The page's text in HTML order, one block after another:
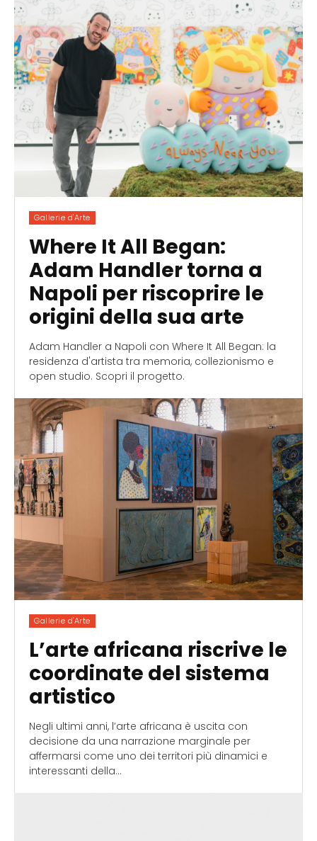
Gallerie d'Arte
Where It All Began:
Adam Handler torna a
Napoli per riscoprire le
origini della sua arte
Adam Handler a Napoli con Where It All Began: la
residenza d'artista tra memoria, collezionismo e
open studio. Scopri il progetto.
Gallerie d'Arte
L’arte africana riscrive le
coordinate del sistema
artistico
Negli ultimi anni, l’arte africana è uscita con
decisione da una narrazione marginale per
affermarsi come uno dei territori più dinamici e
interessanti della...